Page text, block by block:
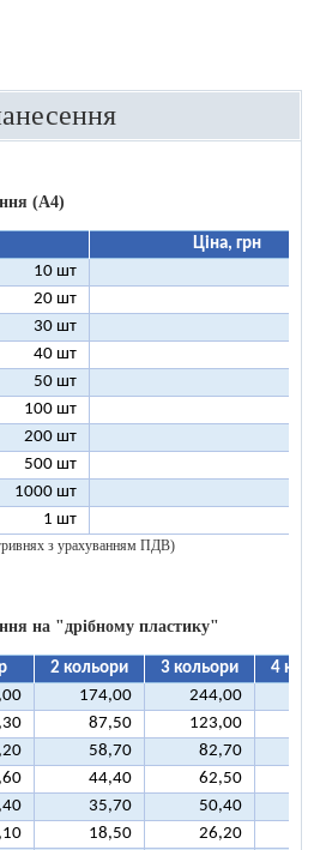
(А4)
Ціна, грн
10 шт
20 шт
30 шт
40 шт
50 шт
100 шт
200 шт
500 шт
1000 шт
1 шт
гривнях з урахуванням ПДВ)
на "дрібному пластику"
2 кольори 3 кольори
4
174,00 244,00
87,50 123,00
58,70 82,70
44,40 62,50
35,70 50,40
18,50 26,20